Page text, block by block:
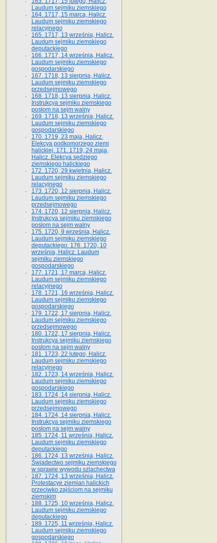
Laudum sejmiku ziemskiego
164. 1717, 15 marca, Halicz.
Laudum sejmiku ziemskiego
relacyjnego
165. 1717, 13 września, Halicz.
Laudum sejmiku ziemskiego
deputackiego
166. 1717, 14 września, Halicz.
Laudum sejmiku ziemskiego
gospodarskiego
167. 1718, 13 sierpnia, Halicz.
Laudum sejmiku ziemskiego
przedsejmowego
168. 1718, 13 sierpnia, Halicz.
Instrukcya sejmiku ziemskiego
posłom na sejm walny
169. 1718, 13 września, Halicz.
Laudum sejmiku ziemskiego
gospodarskiego
170. 1719, 23 maja, Halicz.
Elekcya podkomorzego ziemi
halickiej. 171. 1719, 24 maja,
Halicz. Elekcya sędziego
ziemskiego halickiego
172. 1720, 29 kwietnia, Halicz.
Laudum sejmiku ziemskiego
relacyjnego
173. 1720, 12 sierpnia, Halicz.
Laudum sejmiku ziemskiego
przedsejmowego
174. 1720, 12 sierpnia, Halicz.
Instrukcya sejmiku ziemskiego
posłom na sejm walny
175. 1720, 9 września, Halicz.
Laudum sejmiku ziemskiego
deputackiego. 176. 1720, 10
września, Halicz. Laudum
sejmiku ziemskiego
gospodarskiego
177. 1721, 17 marca, Halicz.
Laudum sejmiku ziemskiego
relacyjnego
178. 1721, 16 września, Halicz.
Laudum sejmiku ziemskiego
gospodarskiego
179. 1722, 17 sierpnia, Halicz.
Laudum sejmiku ziemskiego
przedsejmowego
180. 1722, 17 sierpnia, Halicz.
Instrukcya sejmiku ziemskiego
posłom na sejm walny
181. 1723, 22 lutego, Halicz.
Laudum sejmiku ziemskiego
relacyjnego
182. 1723, 14 września, Halicz.
Laudum sejmiku ziemskiego
gospodarskiego
183. 1724, 14 sierpnia, Halicz.
Laudum sejmiku ziemskiego
przedsejmowego
184. 1724, 14 sierpnia, Halicz.
Instrukcya sejmiku ziemskiego
posłom na sejm walny
185. 1724, 11 września, Halicz.
Laudum sejmiku ziemskiego
deputackiego
186. 1724, 13 września, Halicz.
Świadectwo sejmiku ziemskiego
w sprawie wywodu szlachectwa
187. 1724, 13 września, Halicz.
Protestacye ziemian halickich
przeciwko zajściom na sejmiku
ziemskim
188. 1725, 10 września, Halicz.
Laudum sejmiku ziemskiego
deputackiego
189. 1725, 11 września, Halicz.
Laudum sejmiku ziemskiego
gospodarskiego